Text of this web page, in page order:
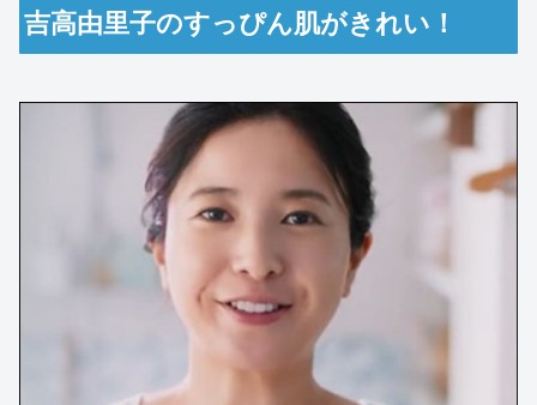
吉高由里子のすっぴん肌がきれい！